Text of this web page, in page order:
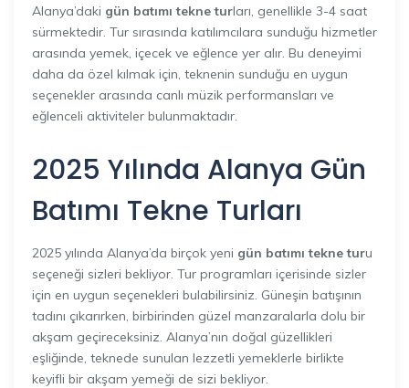
Alanya’daki gün batımı tekne turları, genellikle 3-4 saat
sürmektedir. Tur sırasında katılımcılara sunduğu hizmetler
arasında yemek, içecek ve eğlence yer alır. Bu deneyimi
daha da özel kılmak için, teknenin sunduğu en uygun
seçenekler arasında canlı müzik performansları ve
eğlenceli aktiviteler bulunmaktadır.
2025 Yılında Alanya Gün
Batımı Tekne Turları
2025 yılında Alanya’da birçok yeni gün batımı tekne turu
seçeneği sizleri bekliyor. Tur programları içerisinde sizler
için en uygun seçenekleri bulabilirsiniz. Güneşin batışının
tadını çıkarırken, birbirinden güzel manzaralarla dolu bir
akşam geçireceksiniz. Alanya’nın doğal güzellikleri
eşliğinde, teknede sunulan lezzetli yemeklerle birlikte
keyifli bir akşam yemeği de sizi bekliyor.